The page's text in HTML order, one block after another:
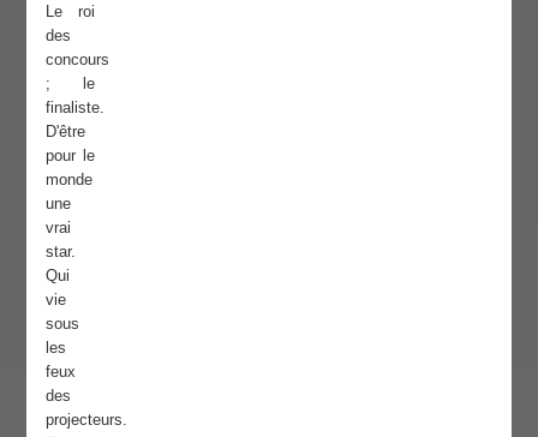
Le roi
des
concours
; le
finaliste.
D'être
pour le
monde
une
vrai
star.
Qui
vie
sous
les
feux
des
projecteurs.